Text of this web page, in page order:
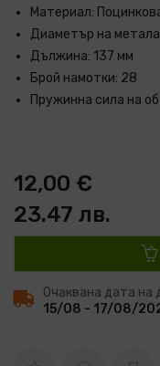
Материал:
Диаметър на
Дължина: 137 мм
Брой намотки: 28
Пружинна сила на
12,00 €
23.47 лв.
Очаквана дата на
15/08 - 17/08/